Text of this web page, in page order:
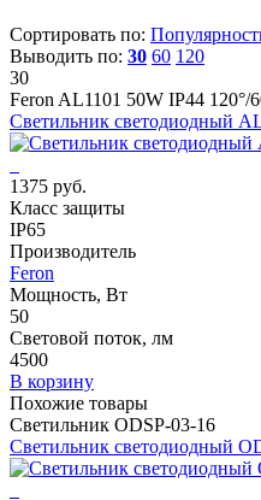
Сортировать по:
Выводить по: 30 60 120
30
Feron AL1101 50W IP44 120°/
Светильник светодиодный
1375 руб.
Класс защиты
IP65
Производитель
Feron
Мощность, Вт
50
Световой поток, лм
4500
В корзину
Похожие товары
Светильник ODSP-03-16
Светильник светодиодный